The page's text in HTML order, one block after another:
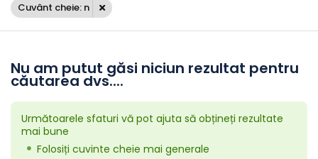
Cuvânt cheie: n
Nu am putut găsi niciun rezultat pentru
căutarea dvs....
Următoarele sfaturi vă pot ajuta să obțineți rezultate
mai bune
Folosiți cuvinte cheie mai generale